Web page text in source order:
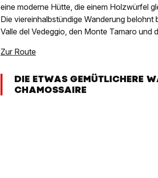
eine moderne Hütte, die einem Holzwürfel
Die viereinhalbstündige Wanderung
Valle del Vedeggio, den Monte Tamaro und
Zur Route
DIE ETWAS GEMÜTLICHERE
CHAMOSSAIRE